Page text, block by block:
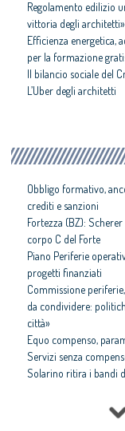
Regolamento edilizio
vittoria degli architetti»
Efficienza energetica,
per la formazione
Il bilancio sociale del
L’Uber degli architetti
Obbligo formativo,
crediti e sanzioni
Fortezza (BZ):
corpo C del Forte
Piano Periferie
progetti finanziati
Commissione
da condividere:
città»
Equo compenso,
Servizi senza
Solarino ritira i bandi
All'architettura
caravatti_caravatti il